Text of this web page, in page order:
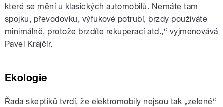
které se mění u klasických automobilů. Nemáte tam
spojku, převodovku, výfukové potrubí, brzdy používáte
minimálně, protože brzdíte rekuperací atd.,“ vyjmenovává
Pavel Krajčír.
Ekologie
Řada skeptiků tvrdí, že elektromobily nejsou tak „zelené“